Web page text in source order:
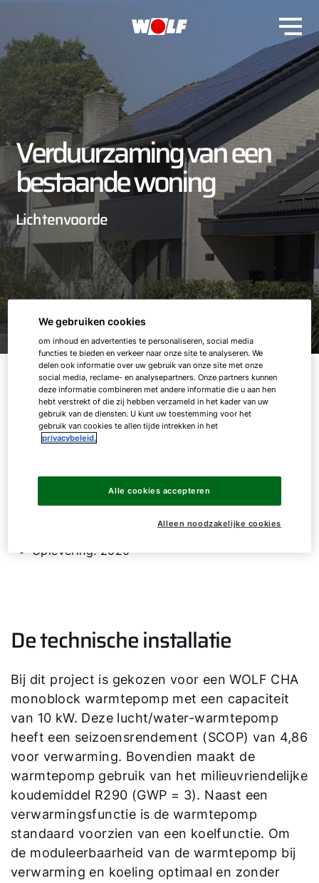
Verduurzaming van een
bestaande woning
Lichtenvoorde
WOLF levert graag een bijdrage aan de duurzame
renovatie van woningen. Voor een woning uit
Lichtenvoorde is een totaaloplossing op maat
gemaakt. Het betreft een twee-onder-een-
kapwoning uit 1975 waarbij dankzij de
energetische slag gemaakt kon worden, met oog
Oplevering: 2020
De technische installatie
Bij dit project is gekozen voor een WOLF CHA
monoblock warmtepomp met een capaciteit
van 10 kW. Deze lucht/water-warmtepomp
heeft een seizoensrendement (SCOP) van 4,86
voor verwarming. Bovendien maakt de
warmtepomp gebruik van het milieuvriendelijke
koudemiddel R290 (GWP = 3). Naast een
verwarmingsfunctie is de warmtepomp
standaard voorzien van een koelfunctie. Om
de moduleerbaarheid van de warmtepomp bij
verwarming en koeling optimaal en zonder
Hallo!
Hoe kunnen wij u helpen?
Contact met het team
Contactformulier
Mail de WOLF Service
Adresgegevens
We gebruiken cookies
om inhoud en advertenties te personaliseren, social media
functies te bieden en verkeer naar onze site te analyseren. We
delen ook informatie over uw gebruik van onze site met onze
social media, reclame- en analysepartners. Onze partners kunnen
deze informatie combineren met andere informatie die u aan hen
hebt verstrekt of die zij hebben verzameld in het kader van uw
gebruik van de diensten. U kunt uw toestemming voor het
gebruik van cookies te allen tijde intrekken in het
privacybeleid.
Alleen noodzakelijke cookies
Alle cookies accepteren